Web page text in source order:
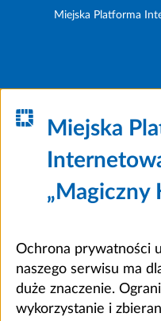
Miejska Platforma
Miejska
„Magiczny
Ochrona prywatności
naszego serwisu ma
duże znaczenie.
wykorzystanie i